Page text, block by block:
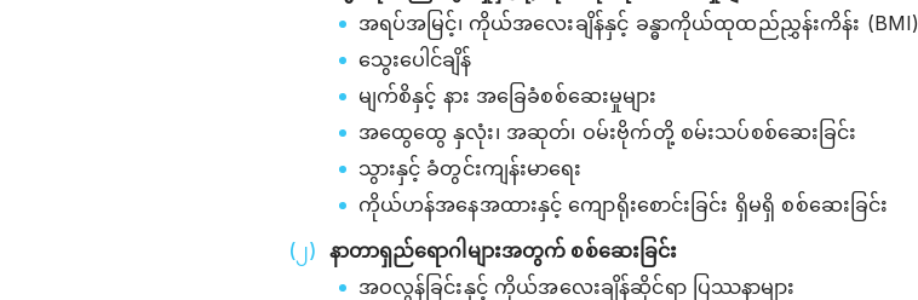
အရပ်အမြင့်၊ ကိုယ်အလေးချိန်နှင့် ခန္ဓာကိုယ်ထုထည်ညွှန်းကိန်း (BMI)
သွေးပေါင်ချိန်
မျက်စိနှင့် နား အခြေခံစစ်ဆေးမှုများ
အထွေထွေ နှလုံး၊ အဆုတ်၊ ဝမ်းဗိုက်တို့ စမ်းသပ်စစ်ဆေးခြင်း
သွားနှင့် ခံတွင်းကျန်းမာရေး
ကိုယ်ဟန်အနေအထားနှင့် ကျောရိုးစောင်းခြင်း ရှိမရှိ စစ်ဆေးခြင်း
နာတာရှည်ရောဂါများအတွက် စစ်ဆေးခြင်း
အဝလွန်ခြင်းနှင့် ကိုယ်အလေးချိန်ဆိုင်ရာ ပြဿနာများ